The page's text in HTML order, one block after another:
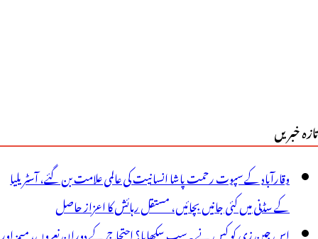
تازہ خبریں
وقارآباد کے سپوت رحمت پاشا انسانیت کی عالمی علامت بن گئے، آسٹریلیا
کے سڈنی میں کئی جانیں بچائیں، مستقل رہائش کا اعزاز حاصل
اس جین زی کو کس نے یہ سب سکھایا؟ احتجاج کے دوران نعروں، میمز اور